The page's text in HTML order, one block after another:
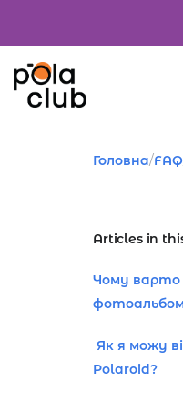
Головна/FAQ
Articles in
Чому варто
Як я можу
Polaroid?